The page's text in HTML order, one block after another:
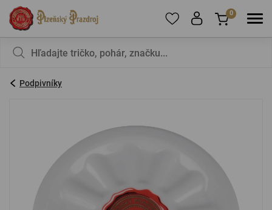
sa
PRIHLÁSIŤ SA
0
Podpivníky